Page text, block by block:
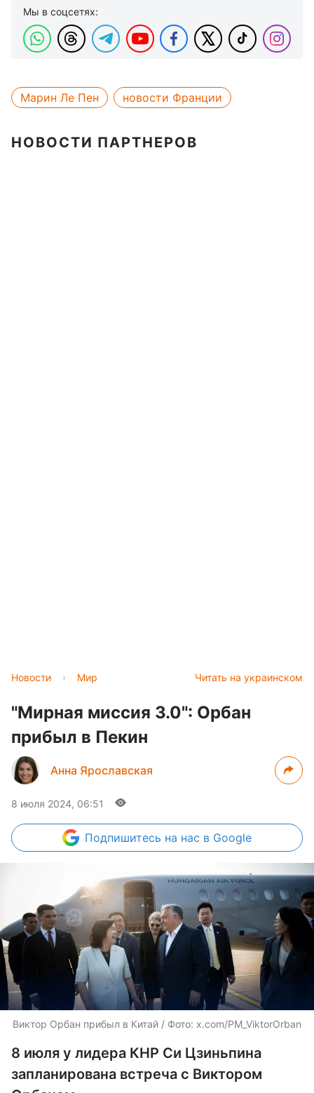
Мы в соцсетях:
Марин Ле Пен новости Франции
НОВОСТИ ПАРТНЕРОВ
Читать на украинском
Новости › Мир
"Мирная миссия 3.0": Орбан
прибыл в Пекин
Анна Ярославская
8 июля 2024, 06:51
Подпишитесь на нас в Google
Виктор Орбан прибыл в Китай / Фото: x.com/PM_ViktorOrban
8 июля у лидера КНР Си Цзиньпина
запланирована встреча с Виктором